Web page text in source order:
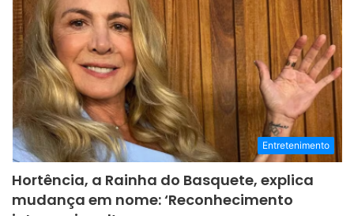
Entretenimento
Hortência, a Rainha do Basquete, explica
mudança em nome: ‘Reconhecimento
internacional’